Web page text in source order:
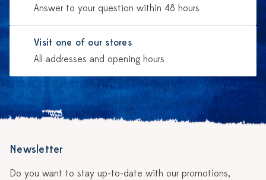
Answer to your question within 48 hours
Visit one of our stores
All addresses and opening hours
Newsletter
Do you want to stay up-to-date with our promotions,